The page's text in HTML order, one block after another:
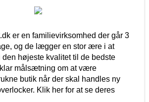
er en familievirksomhed der går 3
og de lægger en stor ære i at
højeste kvalitet til de bedste
målsætning om at være
butik når der skal handles ny
Klik her for at se deres